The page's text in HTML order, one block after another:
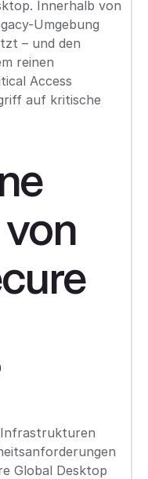
Innerhalb von
Umgebung
– und den
reinen
Access
auf kritische
Infrastrukturen
Global Desktop